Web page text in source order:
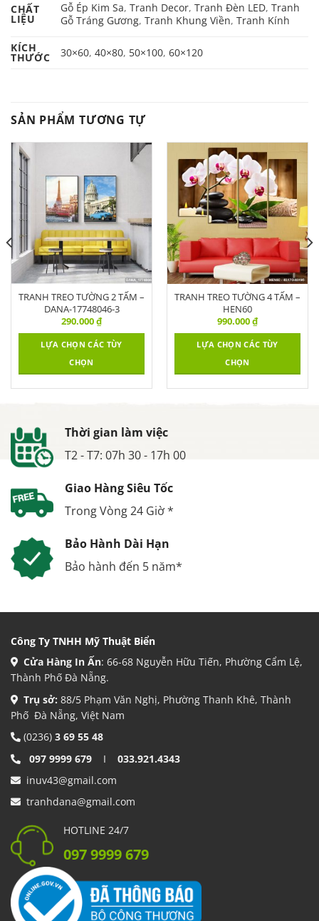
CHẤT
LIỆU
Gỗ Ép Kim Sa, Tranh Decor, Tranh Đèn LED, Tranh
Gỗ Tráng Gương, Tranh Khung Viền, Tranh Kính
KÍCH
THƯỚC 30×60, 40×80, 50×100, 60×120
SẢN PHẨM TƯƠNG TỰ
TRANH TREO TƯỜNG 2 TẤM –
DANA-17748046-3
290.000₫
LỰA CHỌN CÁC TÙY
CHỌN
TRANH TREO TƯỜNG 4 TẤM –
HEN60
990.000₫
LỰA CHỌN CÁC TÙY
CHỌN
Thời gian làm việc
T2 - T7: 07h 30 - 17h 00
Giao Hàng Siêu Tốc
Trong Vòng 24 Giờ *
Bảo Hành Dài Hạn
Bảo hành đến 5 năm*
Công Ty TNHH Mỹ Thuật Biển
Cửa Hàng In Ấn: 66-68 Nguyễn Hữu Tiến, Phường Cẩm Lệ,
Thành Phố Đà Nẵng.
Trụ sở: 88/5 Phạm Văn Nghị, Phường Thanh Khê, Thành
Phố Đà Nẵng, Việt Nam
(0236) 3 69 55 48
097 9999 679 I 033.921.4343
inuv43@gmail.com
tranhdana@gmail.com
HOTLINE 24/7
097 9999 679